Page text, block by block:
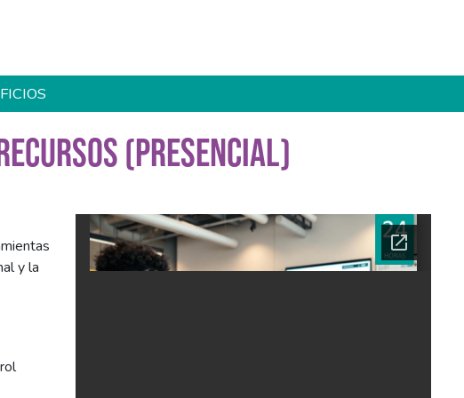
(PRESENCIAL)
y la
Ficha del curso